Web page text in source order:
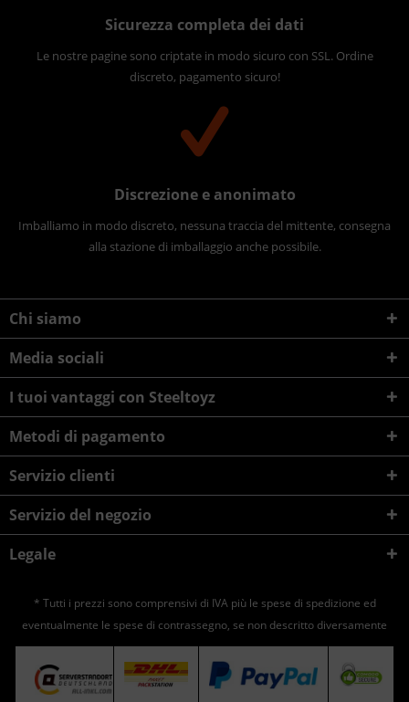
Sicurezza completa dei dati
Le nostre pagine sono criptate in modo sicuro con SSL. Ordine
discreto, pagamento sicuro!
Discrezione e anonimato
Imballiamo in modo discreto, nessuna traccia del mittente, consegna
alla stazione di imballaggio anche possibile.
Chi siamo
Media sociali
I tuoi vantaggi con Steeltoyz
Metodi di pagamento
Servizio clienti
Servizio del negozio
Legale
* Tutti i prezzi sono comprensivi di IVA più le spese di spedizione ed
eventualmente le spese di contrassegno, se non descritto diversamente